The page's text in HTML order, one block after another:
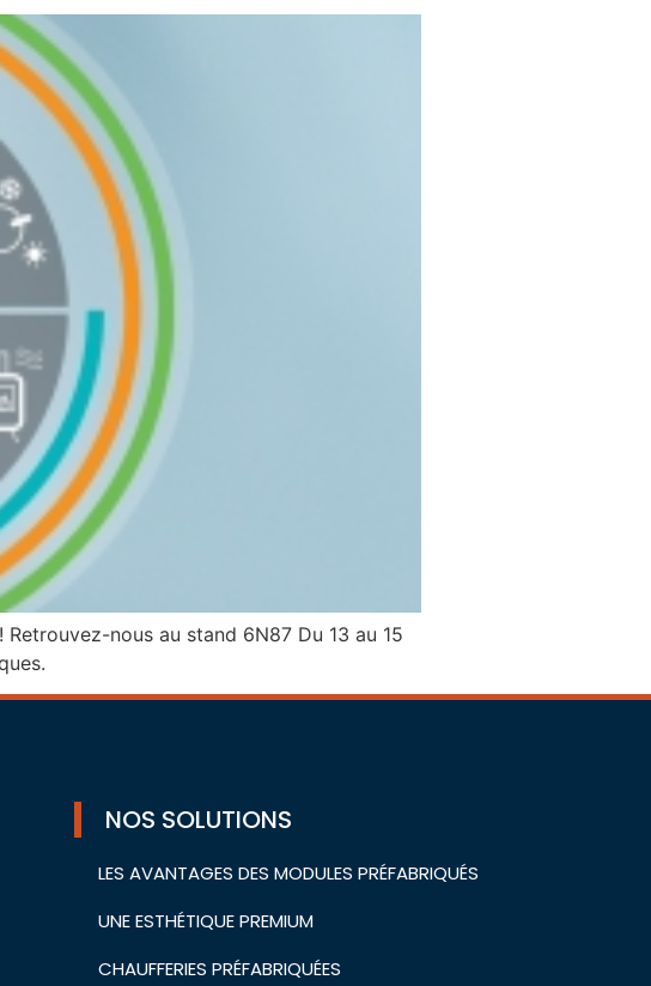
nous au stand 6N87 Du 13 au 15
NOS SOLUTIONS
LES AVANTAGES DES MODULES PRÉFABRIQUÉS
UNE ESTHÉTIQUE PREMIUM
CHAUFFERIES PRÉFABRIQUÉES